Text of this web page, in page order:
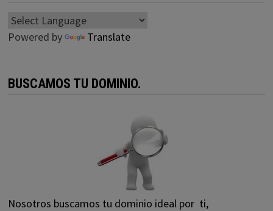
Powered by Translate
BUSCAMOS TU DOMINIO.
Nosotros buscamos tu dominio ideal por ti,